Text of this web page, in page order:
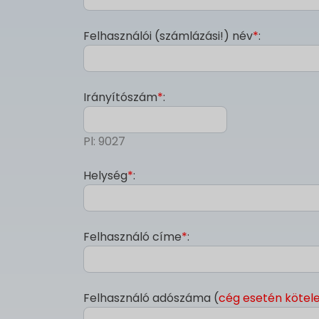
Felhasználói (számlázási!) név*:
Irányítószám*:
Pl: 9027
Helység*:
Felhasználó címe*:
Felhasználó adószáma (cég esetén